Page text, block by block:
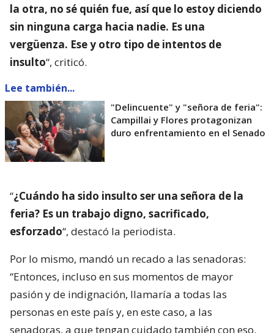
la otra, no sé quién fue, así que lo estoy diciendo
sin ninguna carga hacia nadie. Es una
vergüenza. Ese y otro tipo de intentos de
insulto“, criticó.
Lee también...
"Delincuente" y "señora de feria":
Campillai y Flores protagonizan
duro enfrentamiento en el Senado
“¿Cuándo ha sido insulto ser una señora de la
feria? Es un trabajo digno, sacrificado,
esforzado“, destacó la periodista.
Por lo mismo, mandó un recado a las senadoras:
“Entonces, incluso en sus momentos de mayor
pasión y de indignación, llamaría a todas las
personas en este país y, en este caso, a las
senadoras, a que tengan cuidado también con eso.